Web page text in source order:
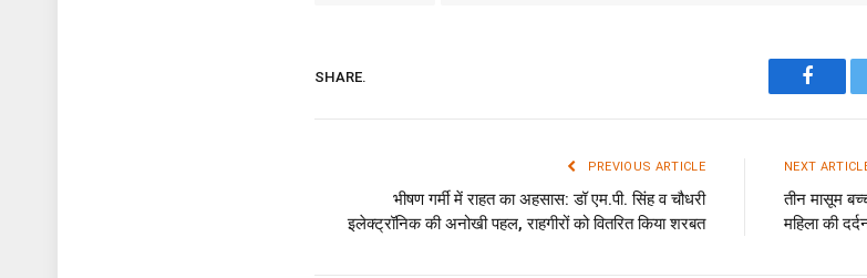
SHARE.
PREVIOUS ARTICLE
भीषण गर्मी में राहत का अहसास: डॉ एम.पी. सिंह व चौधरी
इलेक्ट्रॉनिक की अनोखी पहल, राहगीरों को वितरित किया शरबत
NEXT
तीन मासूम
महिला की